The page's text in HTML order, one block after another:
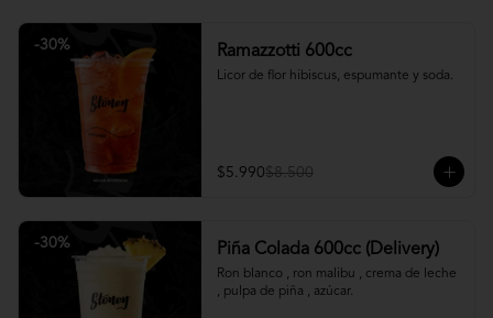
-30% Ramazzotti 600cc
Licor de flor hibiscus, espumante y soda.
$5.990$8.500
-30% Piña Colada 600cc (Delivery)
Ron blanco , ron malibu , crema de leche
, pulpa de piña , azúcar.